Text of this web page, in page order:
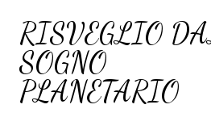
Passa ai contenuti
RISVEGLIO
SOGNO
PLANETARIO